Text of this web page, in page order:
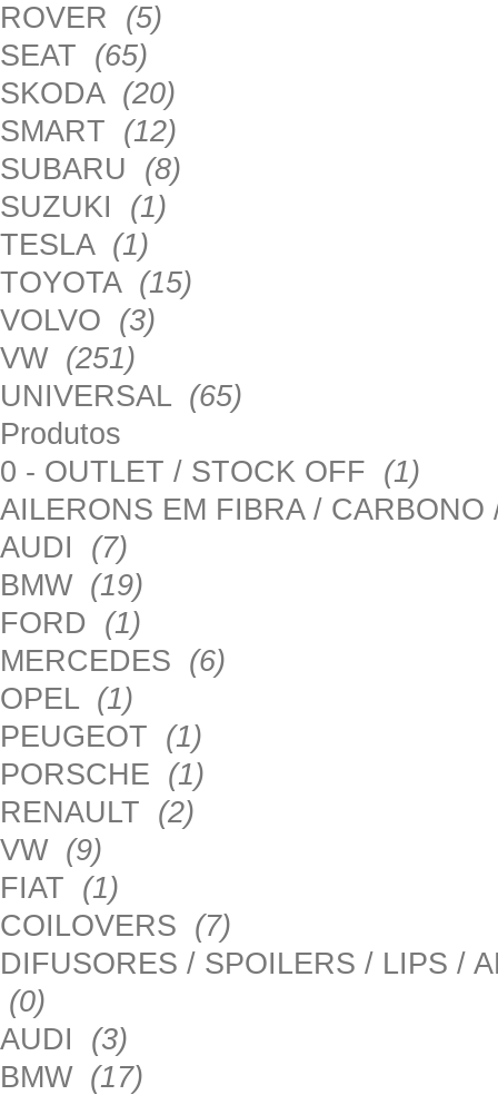
ROVER (5)
SEAT (65)
SKODA (20)
SMART (12)
SUBARU (8)
SUZUKI (1)
TESLA (1)
TOYOTA (15)
VOLVO (3)
VW (251)
UNIVERSAL (65)
Produtos
0 - OUTLET / STOCK OFF (1)
AILERONS EM FIBRA /
AUDI (7)
BMW (19)
FORD (1)
MERCEDES (6)
OPEL (1)
PEUGEOT (1)
PORSCHE (1)
RENAULT (2)
VW (9)
FIAT (1)
COILOVERS (7)
DIFUSORES / SPOILERS / LIPS /
(0)
AUDI (3)
BMW (17)